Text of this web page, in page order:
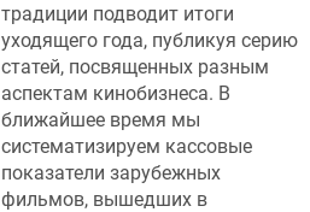
традиции подводит итоги
уходящего года, публикуя серию
статей, посвященных разным
аспектам кинобизнеса. В
ближайшее время мы
систематизируем кассовые
показатели зарубежных
фильмов, вышедших в